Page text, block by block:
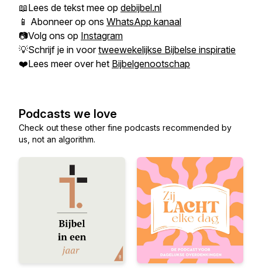
📖Lees de tekst mee op debijbel.nl
📱 Abonneer op ons WhatsApp kanaal
📷Volg ons op Instagram
💡Schrijf je in voortweewekelijkse Bijbelse inspiratie
❤️Lees meer over het Bijbelgenootschap
Podcasts we love
Check out these other fine podcasts recommended by
us, not an algorithm.